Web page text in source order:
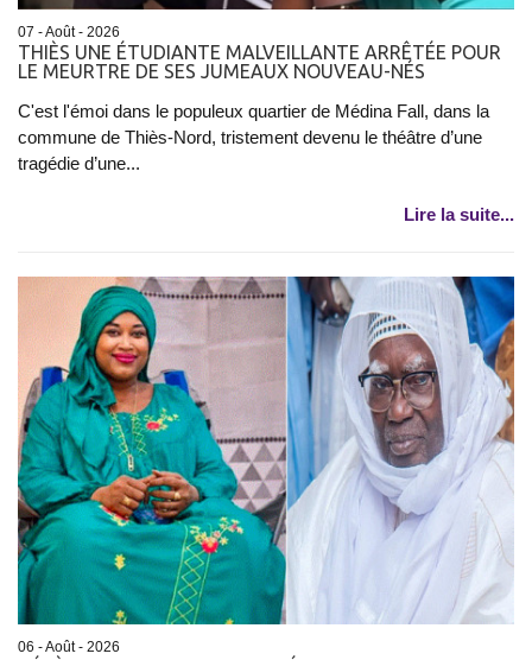
07 - Août - 2026
THIÈS UNE ÉTUDIANTE MALVEILLANTE ARRÊTÉE POUR
LE MEURTRE DE SES JUMEAUX NOUVEAU-NÉS
C'est l'émoi dans le populeux quartier de Médina Fall, dans la
commune de Thiès-Nord, tristement devenu le théâtre d’une
tragédie d’une...
Lire la suite...
06 - Août - 2026